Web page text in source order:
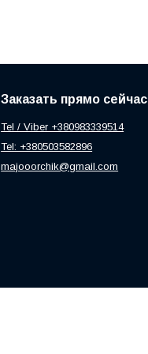
Заказать прямо сейчас
Tel / Viber +380983339514
Tel: +380503582896
majooorchik@gmail.com